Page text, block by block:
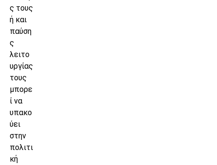
ς τους
ή και
παύση
ς
λειτο
υργίας
τους
μπορε
ί να
υπακο
ύει
στην
πολιτι
κή